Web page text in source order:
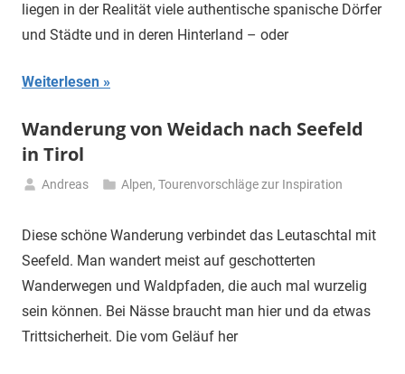
liegen in der Realität viele authentische spanische Dörfer
und Städte und in deren Hinterland – oder
Weiterlesen
Wanderung von Weidach nach Seefeld
in Tirol
November
Andreas Alpen,Tourenvorschläge zur Inspiration
Diese schöne Wanderung verbindet das Leutaschtal mit
Seefeld. Man wandert meist auf geschotterten
Wanderwegen und Waldpfaden, die auch mal wurzelig
sein können. Bei Nässe braucht man hier und da etwas
Trittsicherheit. Die vom Geläuf her